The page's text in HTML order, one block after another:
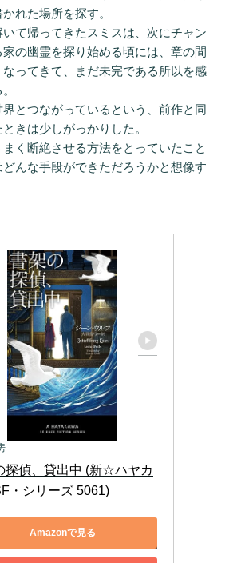
れた場所を探す。
て帰ってきたスミスは、次にチャン
家の幽霊を探り始める頃には、章の間
ってきて、まだ未完である所以を感
とつながっているという、前作と同
きは少しがっかりした。
く断絶させる方法をとっていたこと
んな手段ができただろうかと想像す
探偵、貸出中 (新☆ハヤカ
・シリーズ 5061)
Amazonで見る